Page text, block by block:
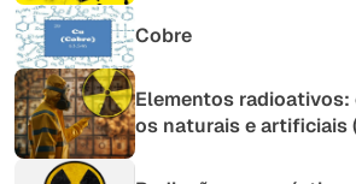
Cobre
Elementos radioativos:
os naturais e artificiais